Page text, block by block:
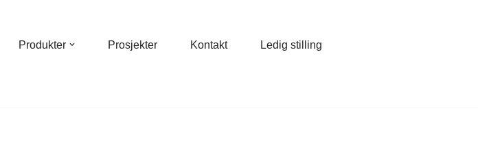
Produkter Prosjekter Kontakt
Ledig stilling